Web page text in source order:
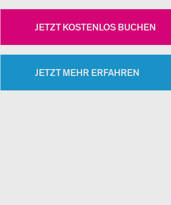
JETZT KOSTENLOS BUCHEN
JETZT MEHR ERFAHREN